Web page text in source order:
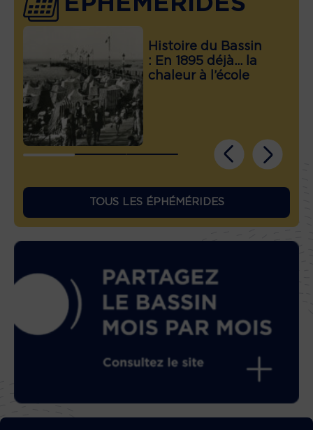
Histoire du Bassin
: En 1895 déjà… la
chaleur à l’école
TOUS LES ÉPHÉMÉRIDES